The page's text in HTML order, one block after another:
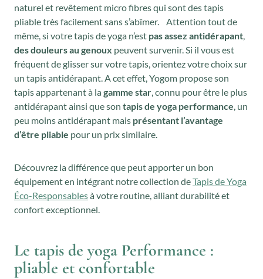
naturel et revêtement micro fibres qui sont des tapis
pliable très facilement sans s’abîmer. Attention tout de
même, si votre tapis de yoga n’est pas assez antidérapant,
des douleurs au genoux peuvent survenir. Si il vous est
fréquent de glisser sur votre tapis, orientez votre choix sur
un tapis antidérapant. A cet effet, Yogom propose son
tapis appartenant à lagamme star, connu pour être le plus
antidérapant ainsi que son tapis de yoga performance, un
peu moins antidérapant mais présentant l’avantage
d’être pliable pour un prix similaire.
Découvrez la différence que peut apporter un bon
équipement en intégrant notre collection deTapis de Yoga
Éco-Responsablesà votre routine, alliant durabilité et
confort exceptionnel.
Le tapis de yoga Performance :
pliable et confortable